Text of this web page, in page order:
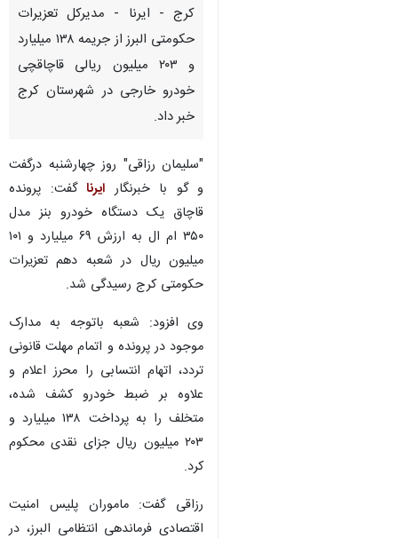
کرج - ایرنا - مدیرکل تعزیرات
حکومتی البرز از جریمه ۱۳۸ میلیارد
و ۲۰۳ میلیون ریالی قاچاقچی
خودرو خارجی در شهرستان کرج
خبر داد.
"سلیمان رزاقی" روز چهارشنبه درگفت
و گو با خبرنگار ایرنا گفت: پرونده
قاچاق یک دستگاه خودرو بنز مدل
۳۵۰ ام ال به ارزش ۶۹ میلیارد و ۱۰۱
میلیون ریال در شعبه دهم تعزیرات
حکومتی کرج رسیدگی شد.
وی افزود: شعبه باتوجه به مدارک
موجود در پرونده و اتمام مهلت قانونی
تردد، اتهام انتسابی را محرز اعلام و
علاوه بر ضبط خودرو کشف شده،
متخلف را به پرداخت ۱۳۸ میلیارد و
۲۰۳ میلیون ریال جزای نقدی محکوم
کرد.
رزاقی گفت: ماموران پلیس امنیت
اقتصادی فرماندهی انتظامی البرز، در